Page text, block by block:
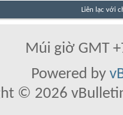
Liên lạc với
Múi giờ GMT
Powered by
© 2026